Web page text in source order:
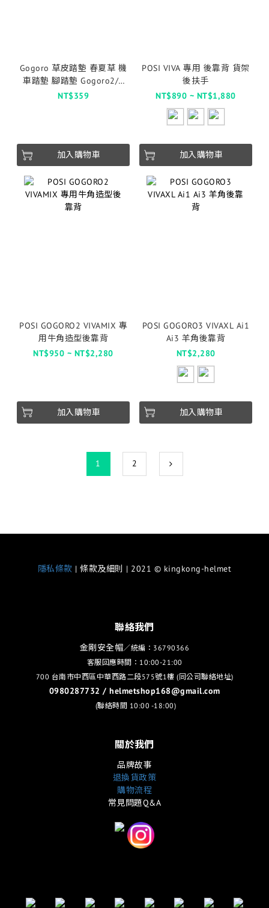
Gogoro 草皮踏墊 春夏草 機
車踏墊 腳踏墊 Gogoro2/3
VIVA MIX Ai1/3 EC05
NT$359
加入購物車
POSI VIVA 專用 後靠背 貨架
後扶手
NT$890 ~ NT$1,880
加入購物車
POSI GOGORO2 VIVAMIX 專
用牛角造型後靠背
NT$950 ~ NT$2,280
加入購物車
POSI GOGORO3 VIVAXL Ai1
Ai3 羊角後靠背
NT$2,280
加入購物車
1 2
隱私條款 | 條款及細則 | 2021 © kingkong-helmet
聯絡我們
金剛安全帽／統編：36790366
客服回應時間：10:00-21:00
700 台南市中西區中華西路二段575號1樓 (同公司聯絡地址)
0980287732 / helmetshop168@gmail.com
(聯絡時間 10:00 -18:00)
關於我們
品牌故事
退換貨政策
購物流程
常見問題Q&A